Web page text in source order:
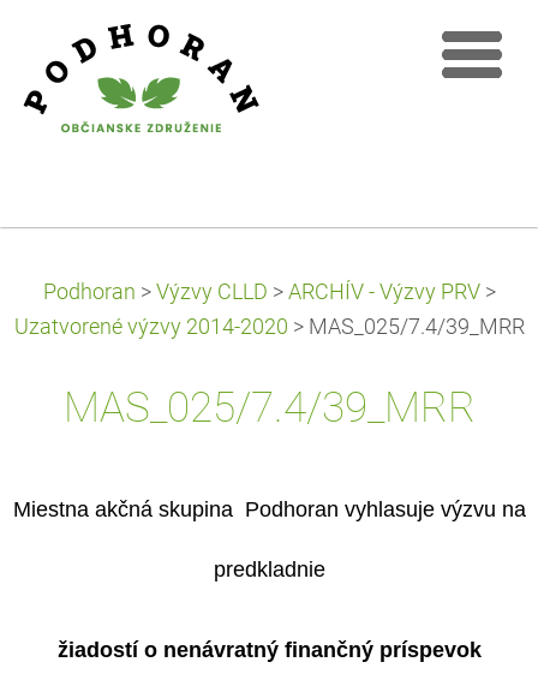
Podhoran > Výzvy CLLD > ARCHÍV - Výzvy PRV >
Uzatvorené výzvy 2014-2020 > MAS_025/7.4/39_MRR
MAS_025/7.4/39_MRR
Miestna akčná skupina Podhoran vyhlasuje výzvu na
predkladnie
žiadostí o nenávratný finančný príspevok